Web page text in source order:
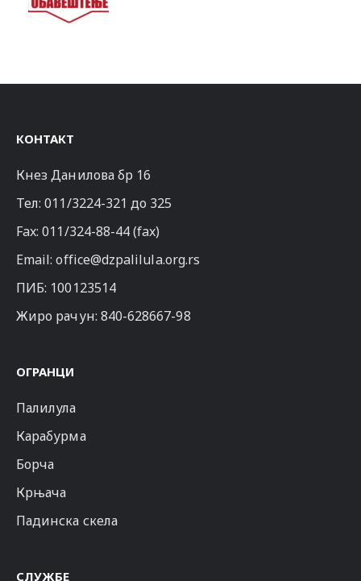
КОНТАКТ
Кнез Данилова бр 16
Тел:011/3224-321 до 325
Fax: 011/324-88-44 (fax)
Email:office@dzpalilula.org.rs
ПИБ: 100123514
Жиро рачун: 840-628667-98
ОГРАНЦИ
Палилула
Карабурма
Борча
Крњача
Падинска скела
СЛУЖБЕ